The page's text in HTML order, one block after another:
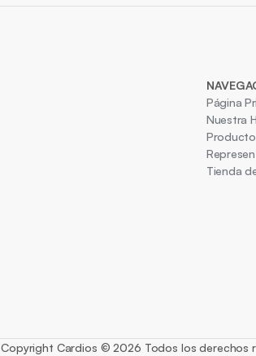
Página
Nuestra
Tienda
Copyright Cardios © 2026 Todos los derechos